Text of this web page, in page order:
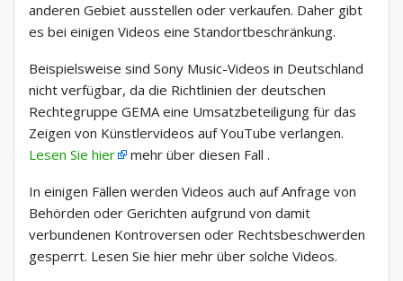
anderen Gebiet ausstellen oder verkaufen. Daher gibt
es bei einigen Videos eine Standortbeschränkung.
Beispielsweise sind Sony Music-Videos in Deutschland
nicht verfügbar, da die Richtlinien der deutschen
Rechtegruppe GEMA eine Umsatzbeteiligung für das
Zeigen von Künstlervideos auf YouTube verlangen.
Lesen Sie hier
mehr über diesen Fall .
In einigen Fällen werden Videos auch auf Anfrage von
Behörden oder Gerichten aufgrund von damit
verbundenen Kontroversen oder Rechtsbeschwerden
gesperrt. Lesen Sie hier mehr über solche Videos.